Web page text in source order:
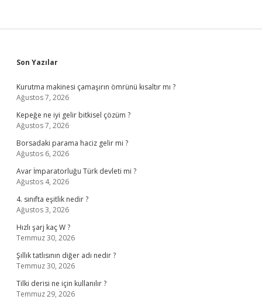
Sidebar
Son Yazılar
Kurutma makinesi çamaşırın ömrünü kısaltır mı ?
Ağustos 7, 2026
Kepeğe ne iyi gelir bitkisel çözüm ?
Ağustos 7, 2026
Borsadaki parama haciz gelir mi ?
Ağustos 6, 2026
Avar İmparatorluğu Türk devleti mi ?
Ağustos 4, 2026
4. sınıfta eşitlik nedir ?
Ağustos 3, 2026
Hızlı şarj kaç W ?
Temmuz 30, 2026
Şıllık tatlısının diğer adı nedir ?
Temmuz 30, 2026
Tilki derisi ne için kullanılır ?
Temmuz 29, 2026